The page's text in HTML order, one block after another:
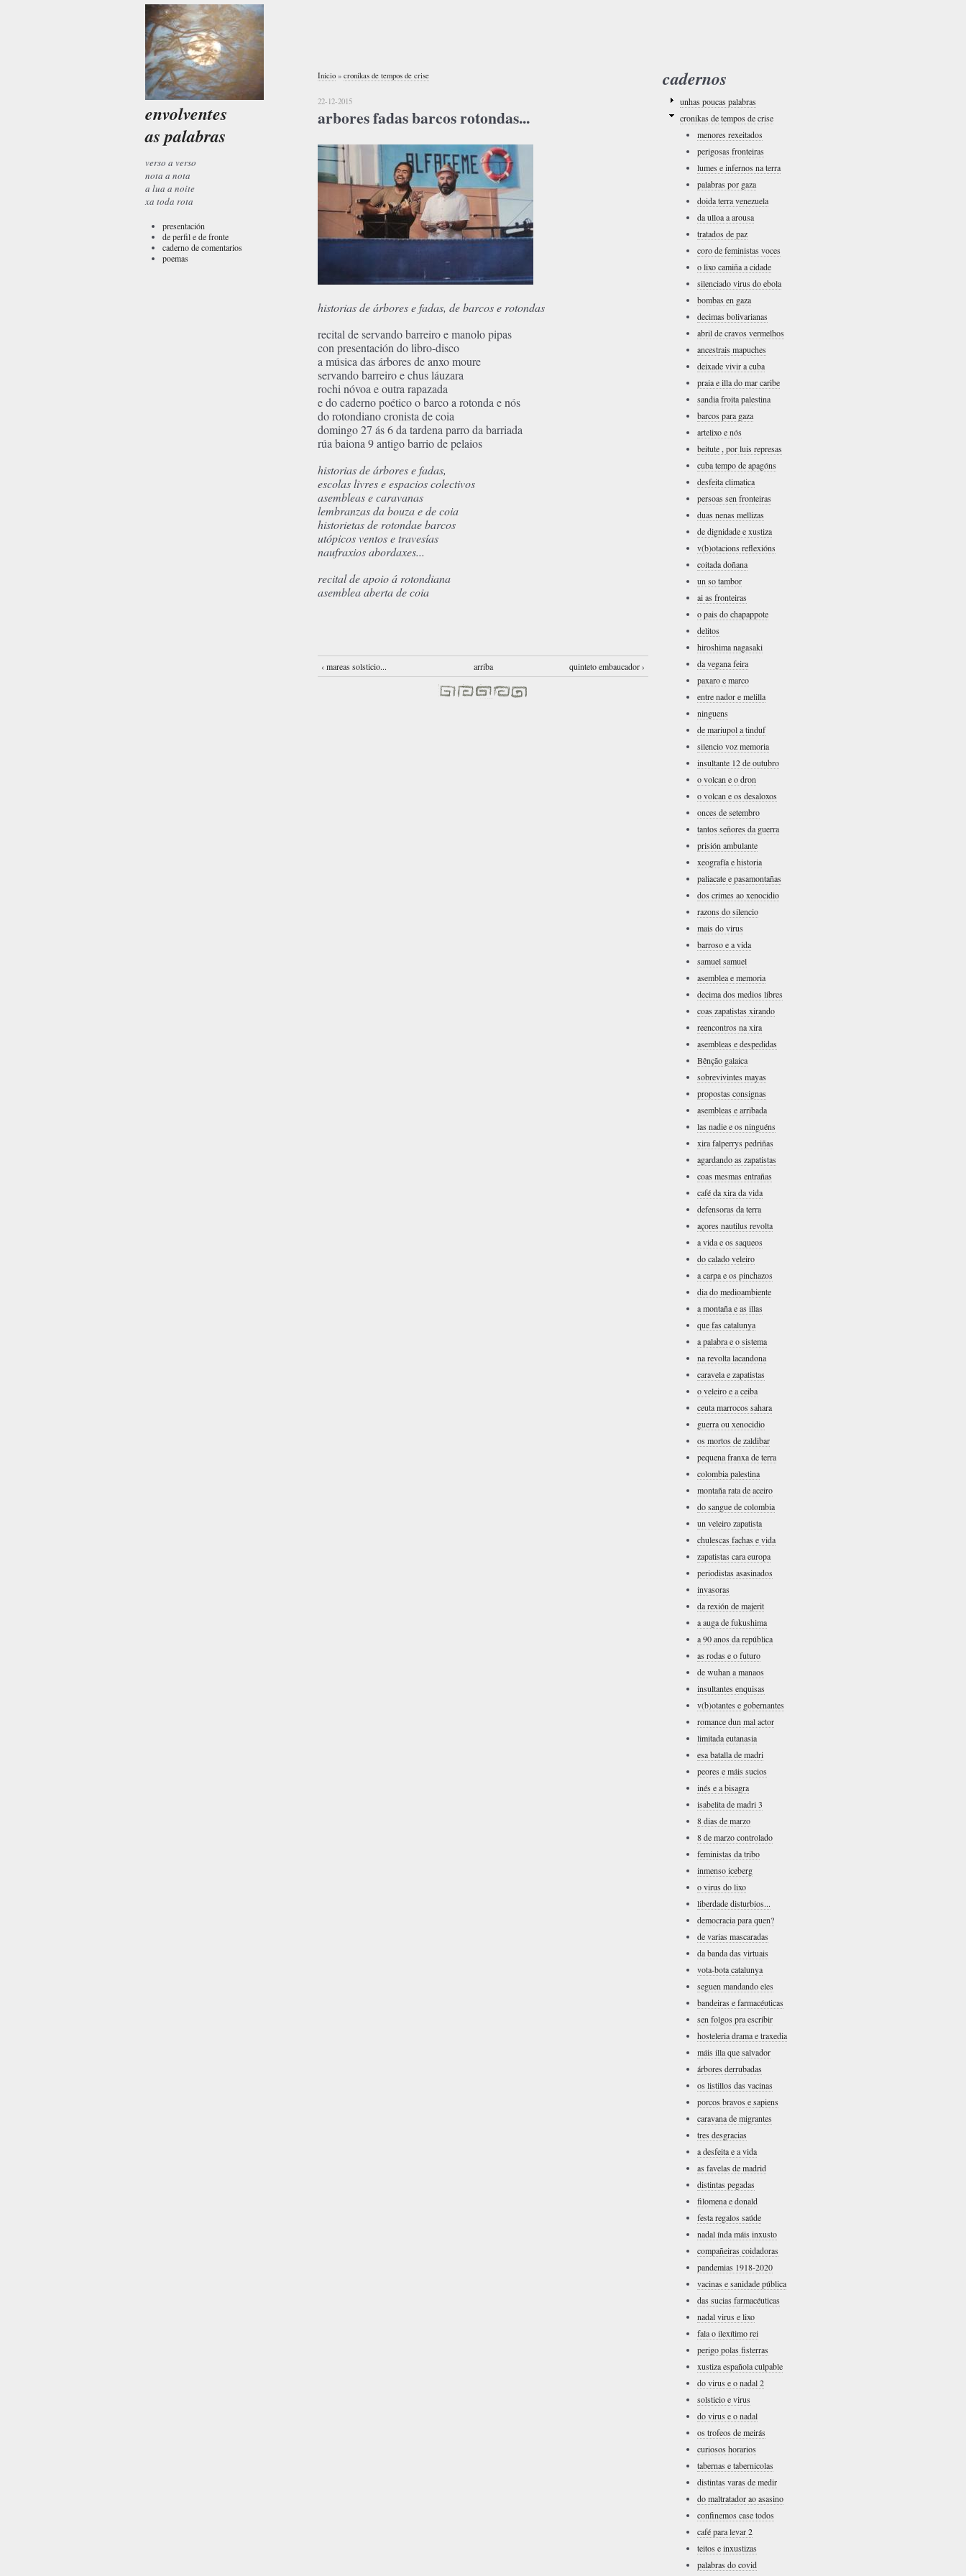
envolventes
as palabras
verso a verso
nota a nota
a lua a noite
xa toda rota
presentación
de perfil e de fronte
caderno de comentarios
poemas
Inicio » cronikas de tempos de crise
22-12-2015
arbores fadas barcos rotondas...
historias de árbores e fadas, de barcos e rotondas
recital de servando barreiro e manolo pipas
con presentación do libro-disco
a música das árbores de anxo moure
servando barreiro e chus láuzara
rochi nóvoa e outra rapazada
e do caderno poético o barco a rotonda e nós
do rotondiano cronista de coia
domingo 27 ás 6 da tardena parro da barriada
rúa baiona 9 antigo barrio de pelaios
historias de árbores e fadas,
escolas livres e espacios colectivos
asembleas e caravanas
lembranzas da bouza e de coia
historietas de rotondae barcos
utópicos ventos e travesías
naufraxios abordaxes...
recital de apoio á rotondiana
asemblea aberta de coia
‹ mareas solsticio... arriba quinteto embaucador ›
cadernos
unhas poucas palabras
cronikas de tempos de crise
menores rexeitados
perigosas fronteiras
lumes e infernos na terra
palabras por gaza
doida terra venezuela
da ulloa a arousa
tratados de paz
coro de feministas voces
o lixo camiña a cidade
silenciado virus do ebola
bombas en gaza
decimas bolivarianas
abril de cravos vermelhos
ancestrais mapuches
deixade vivir a cuba
praia e illa do mar caribe
sandia froita palestina
barcos para gaza
artelixo e nós
beitute , por luis represas
cuba tempo de apagóns
desfeita climatica
persoas sen fronteiras
duas nenas mellizas
de dignidade e xustiza
v(b)otacions reflexións
coitada doñana
un so tambor
ai as fronteiras
o pais do chapappote
delitos
hiroshima nagasaki
da vegana feira
paxaro e marco
entre nador e melilla
ninguens
de mariupol a tinduf
silencio voz memoria
insultante 12 de outubro
o volcan e o dron
o volcan e os desaloxos
onces de setembro
tantos señores da guerra
prisión ambulante
xeografía e historia
paliacate e pasamontañas
dos crimes ao xenocidio
razons do silencio
mais do virus
barroso e a vida
samuel samuel
asemblea e memoria
decima dos medios libres
coas zapatistas xirando
reencontros na xira
asembleas e despedidas
Bênção galaica
sobrevivintes mayas
propostas consignas
asembleas e arribada
las nadie e os ninguéns
xira falperrys pedriñas
agardando as zapatistas
coas mesmas entrañas
café da xira da vida
defensoras da terra
açores nautilus revolta
a vida e os saqueos
do calado veleiro
a carpa e os pinchazos
dia do medioambiente
a montaña e as illas
que fas catalunya
a palabra e o sistema
na revolta lacandona
caravela e zapatistas
o veleiro e a ceiba
ceuta marrocos sahara
guerra ou xenocidio
os mortos de zaldibar
pequena franxa de terra
colombia palestina
montaña rata de aceiro
do sangue de colombia
un veleiro zapatista
chulescas fachas e vida
zapatistas cara europa
periodistas asasinados
invasoras
da rexión de majerit
a auga de fukushima
a 90 anos da república
as rodas e o futuro
de wuhan a manaos
insultantes enquisas
v(b)otantes e gobernantes
romance dun mal actor
limitada eutanasia
esa batalla de madri
peores e máis sucios
inés e a bisagra
isabelita de madri 3
8 dias de marzo
8 de marzo controlado
feministas da tribo
inmenso iceberg
o virus do lixo
liberdade disturbios...
democracia para quen?
de varias mascaradas
da banda das virtuais
vota-bota catalunya
seguen mandando eles
bandeiras e farmacéuticas
sen folgos pra escribir
hosteleria drama e traxedia
máis illa que salvador
árbores derrubadas
os listillos das vacinas
porcos bravos e sapiens
caravana de migrantes
tres desgracias
a desfeita e a vida
as favelas de madrid
distintas pegadas
filomena e donald
festa regalos saúde
nadal índa máis inxusto
compañeiras coidadoras
pandemias 1918-2020
vacinas e sanidade pública
das sucias farmacéuticas
nadal virus e lixo
fala o ilexítimo rei
perigo polas fisterras
xustiza española culpable
do virus e o nadal 2
solsticio e virus
do virus e o nadal
os trofeos de meirás
curiosos horarios
tabernas e tabernicolas
distintas varas de medir
do maltratador ao asasino
confinemos case todos
café para levar 2
teitos e inxustizas
palabras do covid